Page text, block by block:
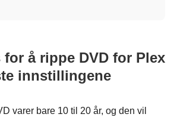
å rippe DVD for Plex
innstillingene
varer bare 10 til 20 år, og den vil